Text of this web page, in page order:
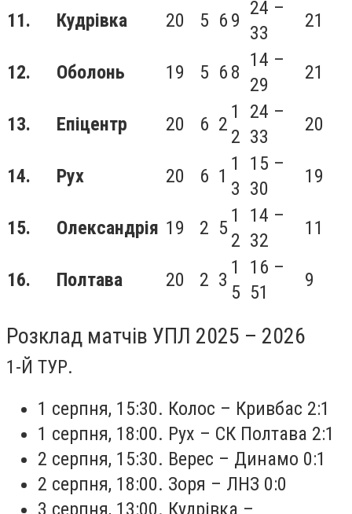
11. Кудрівка 20 5 6 9
24 –
33
21
12. Оболонь 19 5 6 8
14 –
29
21
13. Епіцентр 20 6 2
1
2
24 –
33
20
14. Рух 20 6 1
1
3
15 –
30
19
15. Олександрія 19 2 5
1
2
14 –
32
11
16. Полтава 20 2 3
1
5
16 –
51
9
Розклад матчів УПЛ 2025 – 2026
1-Й ТУР.
1 серпня, 15:30. Колос – Кривбас 2:1
1 серпня, 18:00. Рух – СК Полтава 2:1
2 серпня, 15:30. Верес – Динамо 0:1
2 серпня, 18:00. Зоря – ЛНЗ 0:0
3 серпня, 13:00. Кудрівка –